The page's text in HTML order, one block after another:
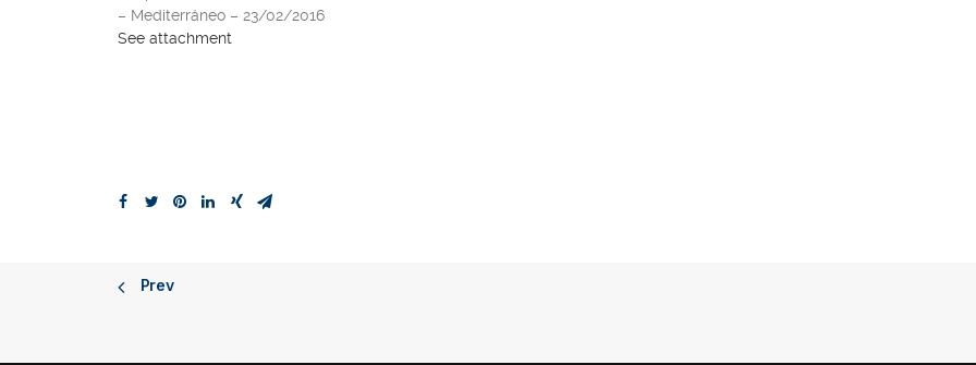
– Mediterráneo – 23/02/2016
See attachment
Prev